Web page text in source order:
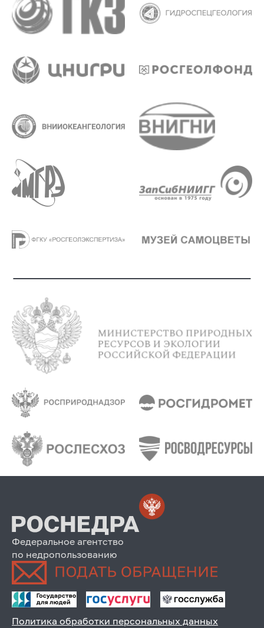
Федеральное агентство
по недропользованию
Политика обработки персональных данных